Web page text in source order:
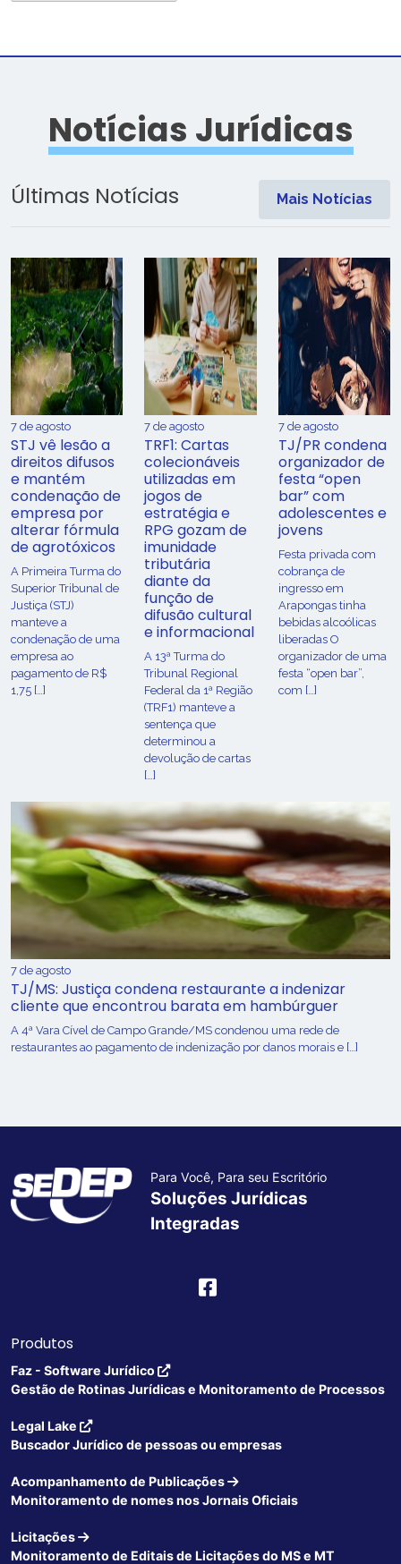
Notícias Jurídicas
Últimas Notícias Mais Notícias
7 de agosto
STJ vê lesão a
direitos difusos
e mantém
condenação de
empresa por
alterar fórmula
de agrotóxicos
​A Primeira Turma do
Superior Tribunal de
Justiça (STJ)
manteve a
condenação de uma
empresa ao
pagamento de R$
1,75 […]
7 de agosto
TRF1: Cartas
colecionáveis
utilizadas em
jogos de
estratégia e
RPG gozam de
imunidade
tributária
diante da
função de
difusão cultural
e informacional
A 13ª Turma do
Tribunal Regional
Federal da 1ª Região
(TRF1) manteve a
sentença que
determinou a
devolução de cartas
[…]
7 de agosto
TJ/PR condena
organizador de
festa “open
bar” com
adolescentes e
jovens
Festa privada com
cobrança de
ingresso em
Arapongas tinha
bebidas alcoólicas
liberadas O
organizador de uma
festa “open bar”,
com […]
7 de agosto
TJ/MS: Justiça condena restaurante a indenizar
cliente que encontrou barata em hambúrguer
A 4ª Vara Cível de Campo Grande/MS condenou uma rede de
restaurantes ao pagamento de indenização por danos morais e […]
Para Você, Para seu Escritório
Soluções Jurídicas
Integradas
Produtos
Faz - Software Jurídico
Gestão de Rotinas Jurídicas e Monitoramento de Processos
Legal Lake
Buscador Jurídico de pessoas ou empresas
Acompanhamento de Publicações
Monitoramento de nomes nos Jornais Oficiais
Licitações
Monitoramento de Editais de Licitações do MS e MT